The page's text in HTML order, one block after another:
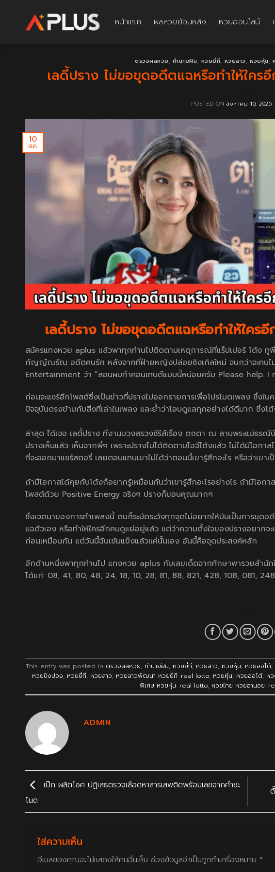
content
หน้าแรก ผลหวยย้อนหลัง หวยออนไลน์
ตรวจผลหวย,ทำนายฝัน, หวยยี่กี, หวยลาว,หวยหุ้น,
เลดี้ปราง ไม่ขอขุดอดีตแฉหรือทำให้ใค
POSTED ONสิงหาคม 10, 2025
10
ส.ค.
เลดี้ปราง ไม่ขอขุดอดีตแฉหรือทำให้ใคร
สมัครแทงหวย aplus แล้วพาทุกท่านไปติดตามเหตุการณ์ที่แร็ปเปอร์ โต้ง ทู
กัญญ์ณรัณ อดีตคนรัก หลังจากที่ฝ่ายหญิงปล่อยซิงเกิลใหม่ จนกว่าจะทนไม่
Entertainment ว่า “สอนผมทำคอนเทนต์แบบนี้หน่อยครับ Please help.
ก่อนจะแชร์อีกโพสต์ซึ่งเป็นข่าวที่ปรางไปออกรายการเพื่อโปรโมตเพลง ซึ่งใน
ปัจจุบันตรงข้ามกับสิ่งที่เล่าในเพลง และย้ำว่าโอบดูแลทุกอย่างได้ดีมาก ซึ่ง
ล่าสุด ได้เจอ เลดี้ปราง ที่งานบวงสรวงซีรีส์เรื่อง ตถตา ณ ลานพระแม่ธร
ปรางเห็นแล้ว เห็นจากพี่ๆ เพราะปรางไม่ได้ติดตามไอจีโต้งแล้ว ไม่ได้มีโอกา
ที่จะออกมาแชร์สตอรี่ เลยตอบแทนเขาไม่ได้ว่าตอนนี้เขารู้สึกอะไร หรือว่าเขา
ถ้ามีโอกาสได้คุยกับโต้งก็อยากรู้เหมือนกันว่าเขารู้สึกอะไรอย่างไร ถ้ามีโ
โพสต์ด้วย Positive Energy จริงๆ ปรางก็ขอบคุณมากๆ
ซึ่งเจตนาของการทำเพลงนี้ ตนก็ระมัดระวังทุกจุดไม่อยากให้มันเป็นการขุด
แฉตัวเอง หรือทำให้ใครอีกคนดูแย่อยู่แล้ว แต่ว่าความตั้งใจของปรางอยาก
ก่อนเหมือนกัน แต่วันนี้ฉันเข้มแข็งแล้วแค่นั้นเอง อันนี้คือจุดประสงค์หลัก
อีกด้านหนึ่งพาทุกท่านไป แทงหวย aplus กับเลขเด็ดจากทักษาพารวยสำนั
ได้แก่: 08, 41, 80, 48, 24, 18, 10, 28, 81, 88, 821, 428, 108, 081,
This entry was posted in ตรวจผลหวย, ทำนายฝัน, หวยยี่กี, หวยลาว, หวยหุ้น, หวยออโต้,
หวยปิงปอง, หวยยี่กี, หวยลาว, หวยลาวพัฒนา หวยยี่กี: real lotto, หวยหุ้น, หวยออโต้, ห
พิเศษ หวยหุ้น: real lotto, หวยไทย หวยฮานอย:
ADMIN
เป๊ก ผลิตโชค ปฏิเสธตรวจเลือดหาสารเสพติดพร้อมเลขจากคำชะ
โนด
ใส่ความเห็น
อีเมลของคุณจะไม่แสดงให้คนอื่นเห็น ช่องข้อมูลจำเป็นถูกทำเครื่องหมาย *